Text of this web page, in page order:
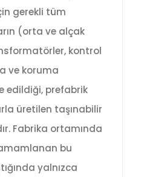
gerekli tüm
(orta ve alçak
kontrol
ve koruma
edildiği, prefabrik
üretilen taşınabilir
Fabrika ortamında
bu
yalnızca